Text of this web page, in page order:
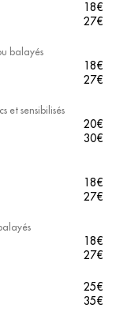
18€
27€
balayés
18€
27€
et sensibilisés
20€
30€
18€
27€
18€
27€
25€
35€